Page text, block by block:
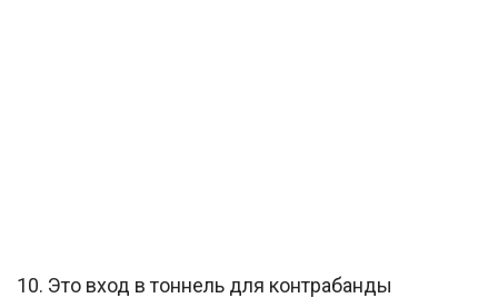
10. Это вход в тоннель для контрабанды